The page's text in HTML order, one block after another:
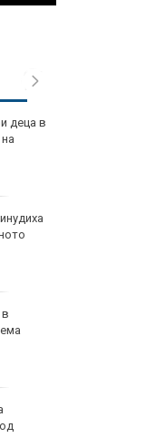
деца в